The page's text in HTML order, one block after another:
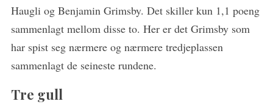
Haugli og Benjamin Grimsby. Det skiller kun 1,1 poeng
sammenlagt mellom disse to. Her er det Grimsby som
har spist seg nærmere og nærmere tredjeplassen
sammenlagt de seineste rundene.
Tre gull